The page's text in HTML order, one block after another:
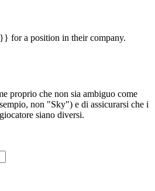
a position in their company.
proprio che non sia ambiguo come
non "Sky") e di assicurarsi che i
siano diversi.